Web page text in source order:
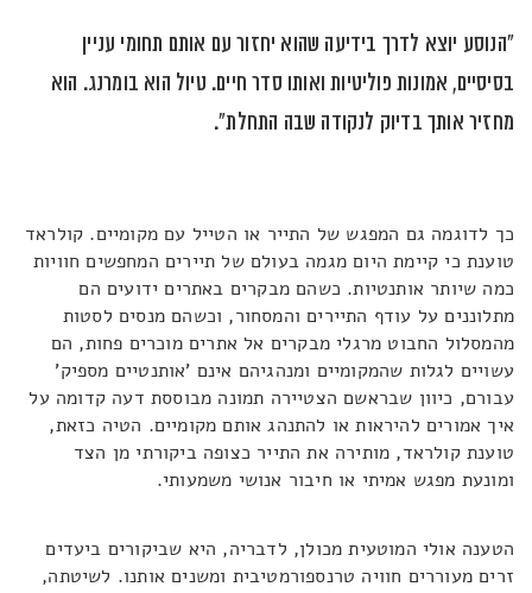
"הנוסע יוצא לדרך בידיעה שהוא יחזור עם אותם תחומי עניין
בסיסיים, אמונות פוליטיות ואותו סדר חיים. טיול הוא בומרנג. הוא
מחזיר אותך בדיוק לנקודה שבה התחלת".
כך לדוגמה גם המפגש של התייר או הטייל עם מקומיים. קולראד
טוענת כי קיימת היום מגמה בעולם של תיירים המחפשים חוויות
כמה שיותר אותנטיות. כשהם מבקרים באתרים ידועים הם
מתלוננים על עודף התיירים והמסחור, וכשהם מנסים לסטות
מהמסלול החבוט מרגלי מבקרים אל אתרים מוכרים פחות, הם
עשויים לגלות שהמקומיים ומנהגיהם אינם 'אותנטיים מספיק'
עבורם, כיוון שבראשם הצטיירה תמונה מבוססת דעה קדומה על
איך אמורים להיראות או להתנהג אותם מקומיים. הטיה כזאת,
טוענת קולראד, מותירה את התייר כצופה ביקורתי מן הצד
ומונעת מפגש אמיתי או חיבור אנושי משמעותי.
הטענה אולי המוטעית מכולן, לדבריה, היא שביקורים ביעדים
זרים מעוררים חוויה טרנספורמטיבית ומשנים אותנו. לשיטתה,